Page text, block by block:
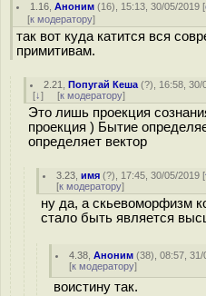
1.16 ,Аноним (16), 15:13, 30/05/2019 [
[к модератору]
так вот куда катится вся
примитивам.
2.21 ,Попугай Кеша (?), 16:58, 30/
[↓] [к модератору]
Это лишь проекция
проекция ) Бытие
определяет вектор
3.23 ,имя (?), 17:45, 30/05/2019 [
[к модератору]
ну да, а скьевоморфизм
стало быть является
4.38 ,Аноним (38), 08:57, 31/
[к модератору]
воистину так.